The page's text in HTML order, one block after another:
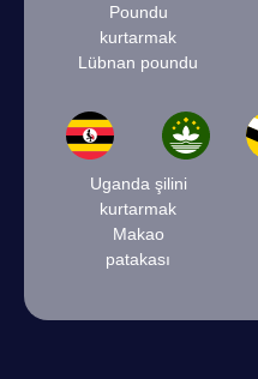
Poundu
kurtarmak
Lübnan poundu
Uganda şilini
kurtarmak
Makao
patakası